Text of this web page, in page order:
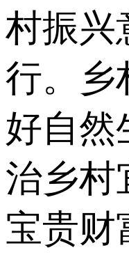
村振兴
行。乡
好自然
治乡村
宝贵财